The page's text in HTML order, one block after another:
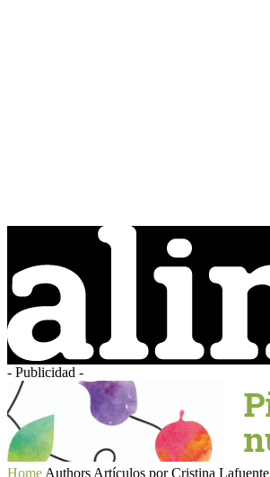
- Publicidad -
Home Authors Artículos por Cristina Lafuente